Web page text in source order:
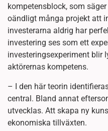
kompetensblock, som
oändligt många projekt att
investerarna aldrig har
investering ses som ett
investeringsexperiment blir
aktörernas kompetens.
– I den här teorin
central. Bland annat
utvecklas. Att skapa ny
ekonomiska tillväxten.